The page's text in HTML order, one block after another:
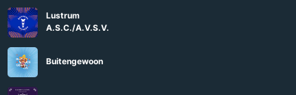
Lustrum
A.S.C./A.V.S.V.
Buitengewoon